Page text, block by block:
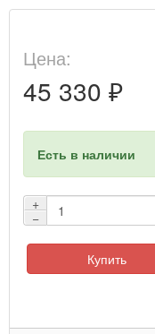
Цена:
45 330 ₽
Есть в наличии
+
−
Купить